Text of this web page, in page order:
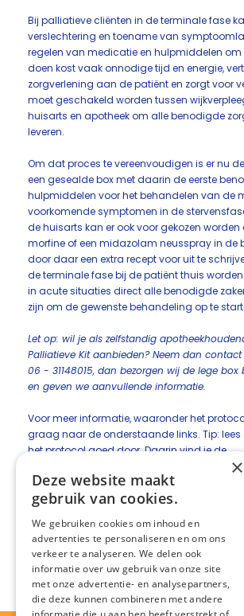
Bij palliatieve cliënten in de terminale fase
verslechtering en toename van
regelen van medicatie en hulpmiddelen om
doen kost vaak onnodige tijd en energie,
zorgverlening aan de patiënt en zorgt voor
moet geschakeld worden tussen
huisarts en apotheek om alle benodigde
leveren.
Om dat proces te vereenvoudigen is er nu
een gesealde box met daarin de eerste
hulpmiddelen voor het behandelen van de
voorkomende symptomen in de
de huisarts kan er ook voor gekozen
morfine of een midazolam neusspray in de
door daar een extra recept voor uit te
de terminale fase bij de patiënt thuis
in acute situaties direct alle benodigde
zijn om de gewenste behandeling op te
Let op: wil je als zelfstandig
Palliatieve Kit aanbieden? Neem dan
06 - 31148015, dan bezorgen wij de lege
en geven we aanvullende informatie.
Voor meer informatie, waaronder het
graag naar de onderstaande links. Tip: lees
het protocol goed door. Daarin vind je de
samenwerkingsafspraken tussen
(aangesloten bij de TAO) terug.
Stroomschema Palliatieve Kit
Presentatie webinar Palliatieve Kit
Vragen en antwoorden webinar
×
Deze website maakt
gebruik van cookies.
We gebruiken cookies om inhoud en
advertenties te personaliseren en om ons
verkeer te analyseren. We delen ook
informatie over uw gebruik van onze site
met onze advertentie- en analysepartners,
die deze kunnen combineren met andere